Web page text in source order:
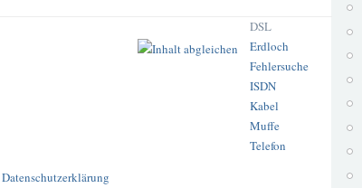
DSL
Erdloch
Fehlersuche
ISDN
Kabel
Muffe
Telefon
Datenschutzerklärung